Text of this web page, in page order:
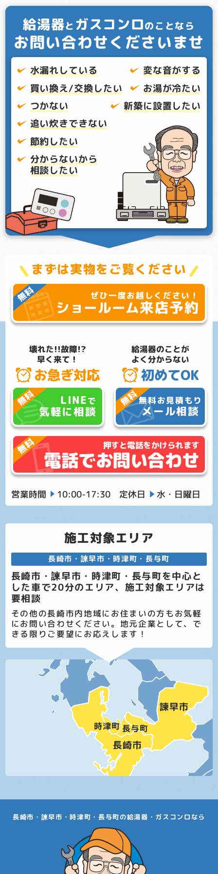
給湯器と ガスコンロのことなら
お問い合わせくださいませ
水漏れしている
変な音がする
買い換え/交換したい
お湯が冷たい
つかない
新築に設置したい
追い炊きできない
節約したい
分からないから
相談したい
まずは実物をご覧ください
壊れた!!故障!?
早く来て！
お急ぎ対応
LINEで
気軽に相談
給湯器のことが
よく分からない
初めてOK
無料お見積もり
メール相談
ぜひ一度お越しください！
ショールーム来店予約
押すと電話をかけられます
電話でお問い合わせ
営業時間 10:00-17:30 定休日 水・日曜日
施工対象エリア
長崎市・諫早市・時津町・長与町
長崎市・諫早市・時津町・長与町を中心と
した車で20分のエリア、施工対象エリアは
要相談
その他の長崎市内地域にお住まいの方もお気軽
にお問い合わせください。地元企業として、で
きる限りご要望にお応えします！
長崎市・諫早市・時津町・長与町の給湯器・ガスコンロなら